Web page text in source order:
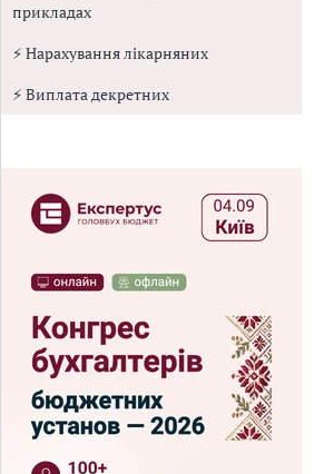
прикладах
⚡ Нарахування лікарняних
⚡ Виплата декретних